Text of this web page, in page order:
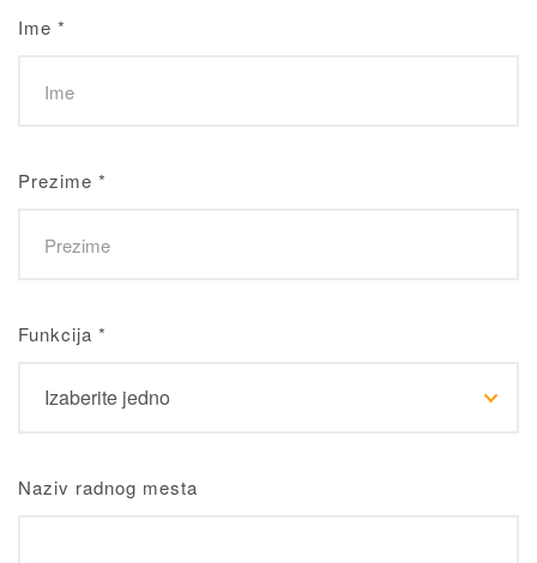
Ime *
Prezime *
Funkcija *
Naziv radnog mesta